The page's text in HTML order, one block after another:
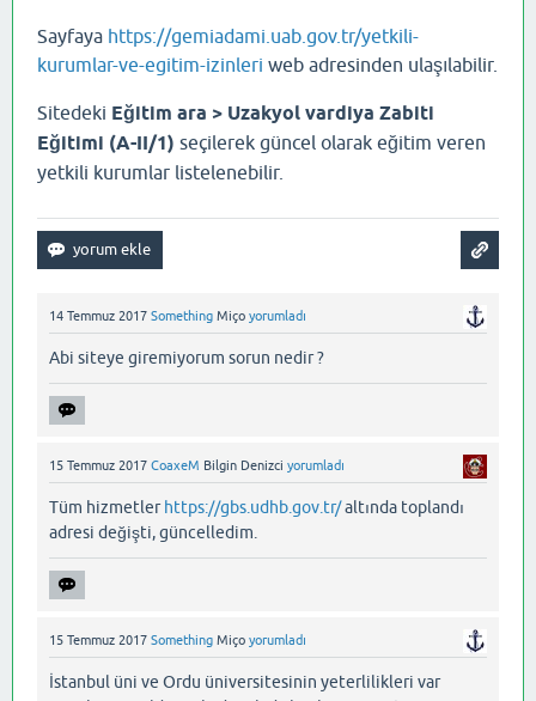
Sayfaya https://gemiadami.uab.gov.tr/yetkili-
kurumlar-ve-egitim-izinleri web adresinden ulaşılabilir.
Sitedeki Eğitim ara > Uzakyol vardiya Zabiti
Eğitimi (A-II/1) seçilerek güncel olarak eğitim veren
yetkili kurumlar listelenebilir.
14 Temmuz 2017 Something Miço yorumladı
Abi siteye giremiyorum sorun nedir ?
15 Temmuz 2017 CoaxeM Bilgin Denizci yorumladı
Tüm hizmetlerhttps://gbs.udhb.gov.tr/altında toplandı
adresi değişti, güncelledim.
15 Temmuz 2017 Something Miço yorumladı
İstanbul üni ve Ordu üniversitesinin yeterlilikleri var